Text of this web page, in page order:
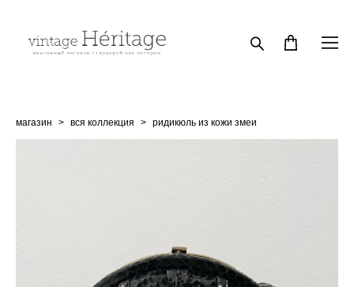
магазин > вся коллекция > ридикюль из кожи змеи